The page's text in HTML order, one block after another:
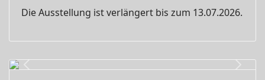
Die Ausstellung ist verlängert bis zum 13.07.2026.
Previous Next